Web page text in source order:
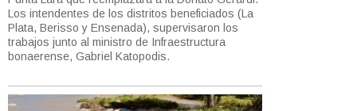
Los intendentes de los distritos beneficiados (La
Plata, Berisso y Ensenada), supervisaron los
trabajos junto al ministro de Infraestructura
bonaerense, Gabriel Katopodis.